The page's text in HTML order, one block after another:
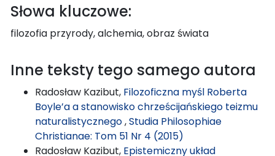
Słowa kluczowe:
filozofia przyrody, alchemia, obraz świata
Inne teksty tego samego autora
Radosław Kazibut, Filozoficzna myśl Roberta
Boyle’a a stanowisko chrześcijańskiego teizmu
naturalistycznego,Studia Philosophiae
Christianae: Tom 51 Nr 4 (2015)
Radosław Kazibut, Epistemiczny układ